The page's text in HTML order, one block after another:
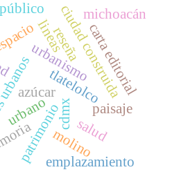
lineas
urbanismo
cdmx
patrimonio
ciudad construida
tlatelolco
salud
paisaje
reseña
molino
azúcar
michoacán
urbano
carta editorial
emplazamiento